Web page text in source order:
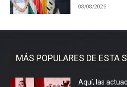
08/08/2026
MÁS POPULARES DE ESTA
Aquí, las